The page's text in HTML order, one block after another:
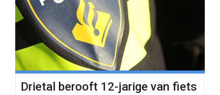
Drietal berooft 12-jarige van fiets